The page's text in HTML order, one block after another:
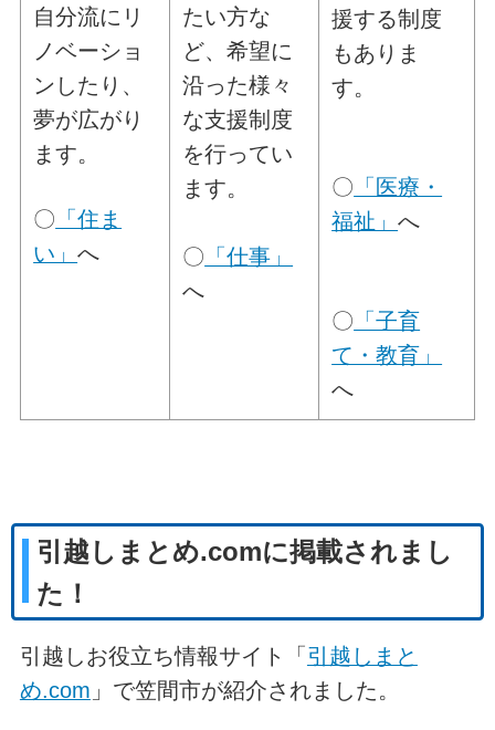
自分流にリ
ノベーショ
ンしたり、
夢が広がり
ます。
〇 「住ま
い」へ
たい方な
ど、希望に
沿った様々
な支援制度
を行ってい
ます。
〇 「仕事」
へ
援する制度
もありま
す。
〇 「医療・
福祉」へ
〇 「子育
て・教育」
へ
引越しまとめ.comに掲載されまし
た！
引越しお役立ち情報サイト「 引越しまと
め.com 」で笠間市が紹介されました。